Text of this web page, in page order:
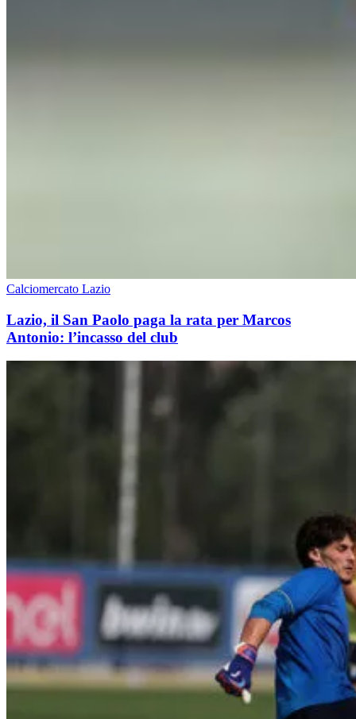
Calciomercato Lazio
Lazio, il San Paolo paga la rata per Marcos
Antonio: l’incasso del club